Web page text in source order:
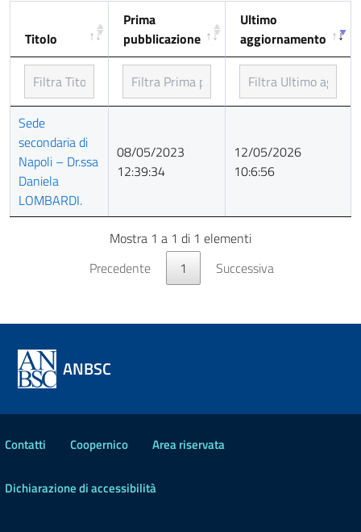
Titolo
Prima
pubblicazione
Ultimo
aggiornamento
Titolo
Sede
secondaria di
Napoli – Dr.ssa
Daniela
LOMBARDI.
08/05/2023
12:39:34
12/05/2026
10:6:56
Mostra 1 a 1 di 1 elementi
Precedente
1 Successiva
ANBSC
Contatti Coopernico Area riservata
Dichiarazione di accessibilità